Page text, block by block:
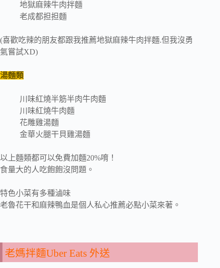
地獄麻辣牛肉拌麵
老成都担担麵
(喜歡吃辣的朋友都跟我推薦地獄麻辣牛肉拌麵.但我沒勇
氣嘗試XD)
湯麵類
川味紅燒半筋半肉牛肉麵
川味紅燒牛肉麵
花雕雞湯麵
金華火腿干貝雞湯麵
以上麵類都可以免費加麵20%唷！
食量大的人吃飽飽沒問題。
特色小菜有多種滷味
老魯花干和麻辣鴨血是個人私心推薦必點小菜來著。
老媽拌麵Uber Eats 外送